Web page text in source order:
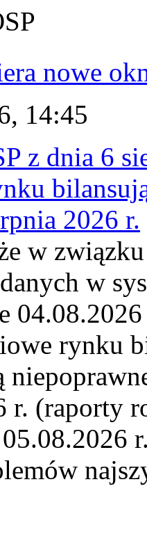
nowe
14:45
z dnia 6
2026 r.
w
w
rynku
r. (raporty